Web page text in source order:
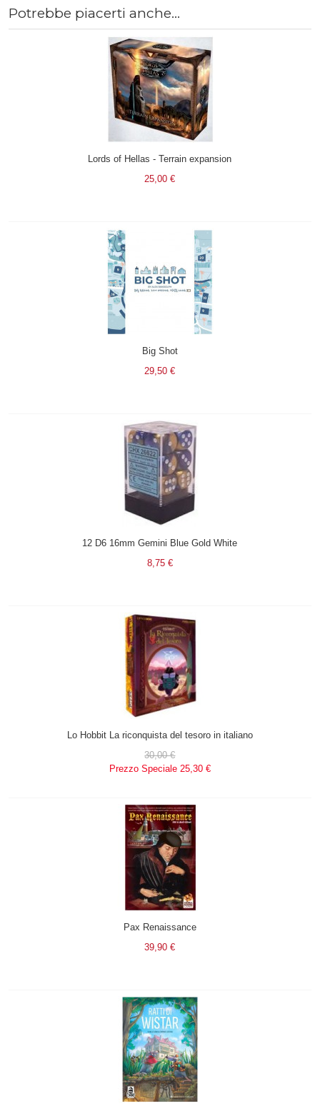
Potrebbe piacerti anche...
Lords of Hellas - Terrain expansion
25,00 €
Big Shot
29,50 €
12 D6 16mm Gemini Blue Gold White
8,75 €
Lo Hobbit La riconquista del tesoro in italiano
30,00 €
Prezzo Speciale 25,30 €
Pax Renaissance
39,90 €